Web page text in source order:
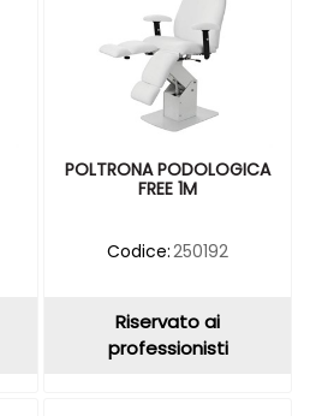
POLTRONA PODOLOGICA
FREE 1M
Codice:250192
Riservato ai
professionisti